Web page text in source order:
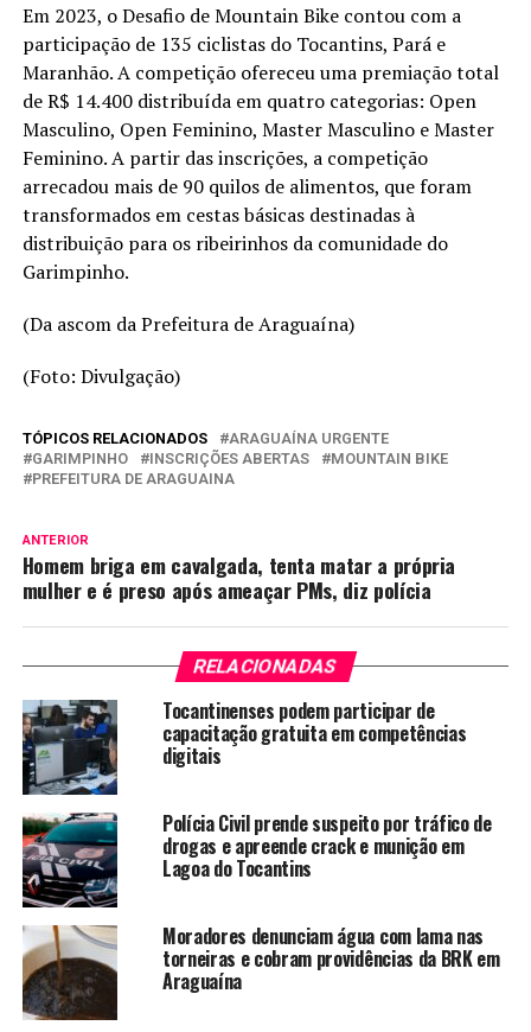
Em 2023, o Desafio de Mountain Bike contou com a
participação de 135 ciclistas do Tocantins, Pará e
Maranhão. A competição ofereceu uma premiação total
de R$ 14.400 distribuída em quatro categorias: Open
Masculino, Open Feminino, Master Masculino e Master
Feminino. A partir das inscrições, a competição
arrecadou mais de 90 quilos de alimentos, que foram
transformados em cestas básicas destinadas à
distribuição para os ribeirinhos da comunidade do
Garimpinho.
(Da ascom da Prefeitura de Araguaína)
(Foto: Divulgação)
TÓPICOS RELACIONADOS
ARAGUAÍNA URGENTE
GARIMPINHO
INSCRIÇÕES ABERTAS
MOUNTAIN BIKE
PREFEITURA DE ARAGUAINA
ANTERIOR
Homem briga em cavalgada, tenta matar a própria
mulher e é preso após ameaçar PMs, diz polícia
RELACIONADAS
Tocantinenses podem participar de
capacitação gratuita em competências
digitais
Polícia Civil prende suspeito por tráfico de
drogas e apreende crack e munição em
Lagoa do Tocantins
Moradores denunciam água com lama nas
torneiras e cobram providências da BRK em
Araguaína